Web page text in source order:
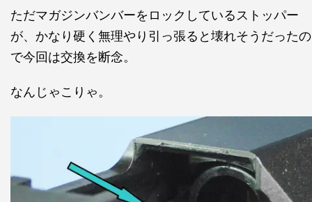
ただマガジンバンバーをロックしているストッパー
が、かなり硬く無理やり引っ張ると壊れそうだったの
で今回は交換を断念。
なんじゃこりゃ。